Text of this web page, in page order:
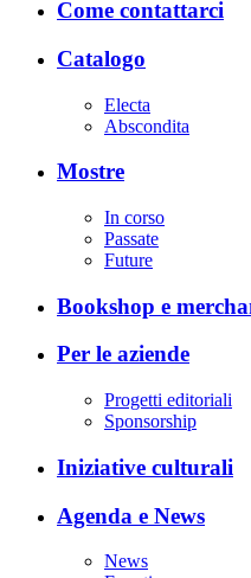
Come contattarci
Catalogo
Electa
Abscondita
Mostre
In corso
Passate
Future
Bookshop e
Per le aziende
Progetti editoriali
Sponsorship
Iniziative culturali
Agenda e News
News